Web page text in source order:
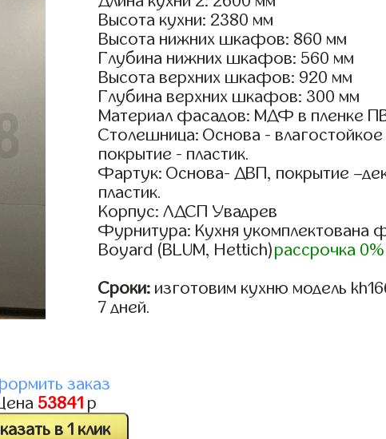
Высота кухни: 2380 мм
Высота нижних шкафов: 860 мм
Глубина нижних шкафов: 560 мм
Высота верхних шкафов: 920 мм
Глубина верхних шкафов: 300 мм
Материал фасадов: МДФ в пленке
Столешница: Основа -
покрытие - пластик.
Фартук: Основа- ДВП, покрытие
пластик.
Корпус: ЛДСП Увадрев
Фурнитура: Кухня укомплектована
Boyard (BLUM, Hettich)рассрочка
Сроки: изготовим кухню модель
7 дней.
заказ
53841 р
в 1 клик